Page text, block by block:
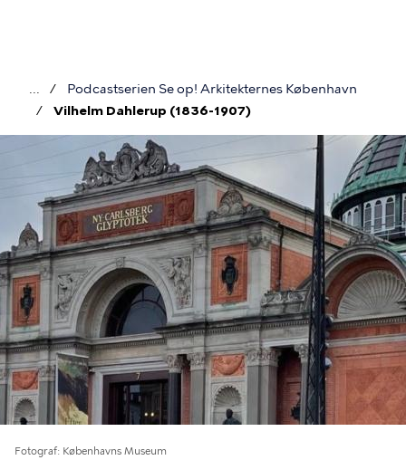
Brødkrumme
Podcastserien Se op! Arkitekternes København
Vilhelm Dahlerup (1836-1907)
Fotograf Københavns Museum